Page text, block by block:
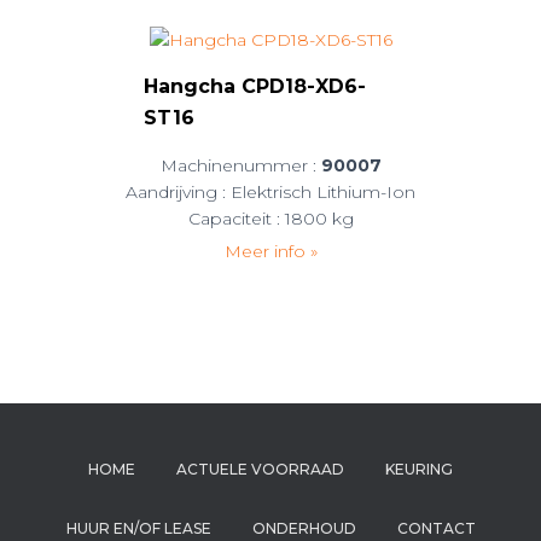
Hangcha CPD18-XD6-
ST16
Machinenummer : 90007
Aandrijving : Elektrisch Lithium-Ion
Capaciteit : 1800 kg
Meer info »
HOME ACTUELE VOORRAAD KEURING
HUUR EN/OF LEASE ONDERHOUD CONTACT